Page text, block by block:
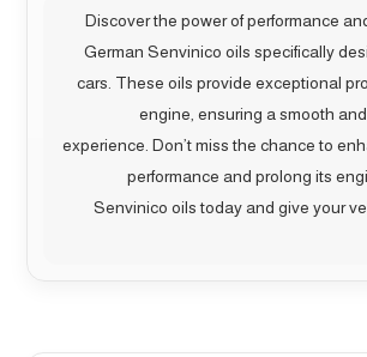
Discover the power of performance
German Senvinico oils specifically
cars. These oils provide exceptional
engine, ensuring a smooth
experience. Don’t miss the chance to
performance and prolong its
Senvinico oils today and give your